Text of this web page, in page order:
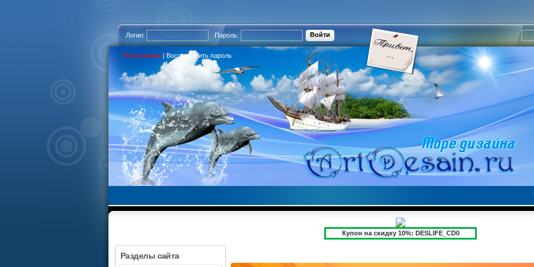
Логин: Пароль:
Регистрация | Восстановить пароль
Купон на скидку 10%: DESLIFE_CD0
Разделы сайта